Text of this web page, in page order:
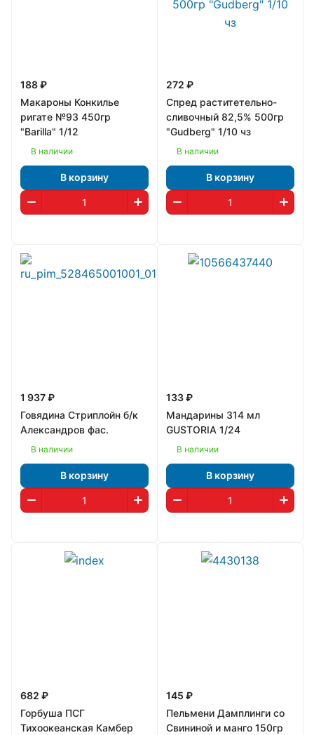
188 ₽
Макароны Конкилье
ригате №93 450гр
"Barilla" 1/12
В наличии
В корзину
272 ₽
Спред раститетельно-
сливочный 82,5% 500гр
"Gudberg" 1/10 чз
В наличии
В корзину
1 937 ₽
Говядина Стриплойн б/к
Александров фас.
В наличии
В корзину
133 ₽
Мандарины 314 мл
GUSTORIA 1/24
В наличии
В корзину
682 ₽
Горбуша ПСГ
Тихоокеанская Камбер
145 ₽
Пельмени Дамплинги со
Свининой и манго 150гр